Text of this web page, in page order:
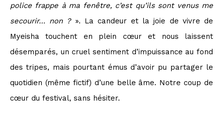
police frappe à ma fenêtre, c’est qu’ils sont venus me
secourir… non ?». La candeur et la joie de vivre de
Myeisha touchent en plein cœur et nous laissent
désemparés, un cruel sentiment d’impuissance au fond
des tripes, mais pourtant émus d’avoir pu partager le
quotidien (même fictif) d’une belle âme. Notre coup de
cœur du festival, sans hésiter.